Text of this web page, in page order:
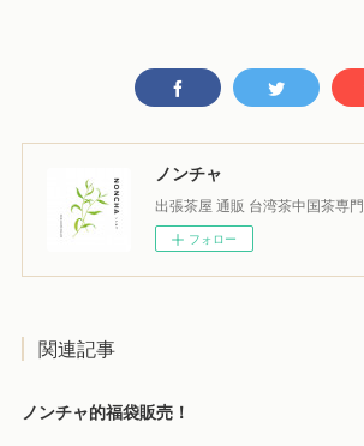
ノンチャ
出張茶屋 通販 台湾茶中国茶専門
フォロー
関連記事
ノンチャ的福袋販売！